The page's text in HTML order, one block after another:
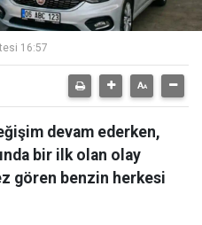
16:57
devam ederken,
bir ilk olan olay
gören benzin herkesi